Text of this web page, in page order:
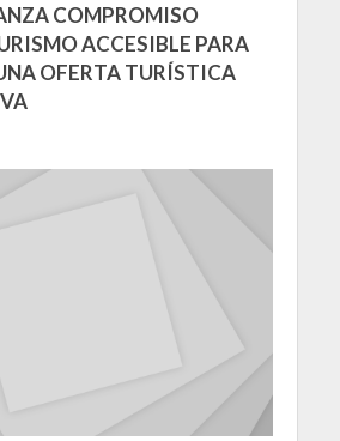
COMPROMISO
ACCESIBLE PARA
OFERTA TURÍSTICA